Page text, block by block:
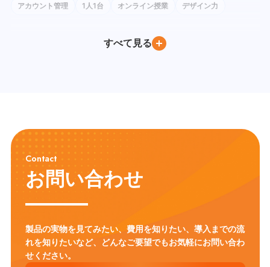
アカウント管理 1人1台 オンライン授業 デザイン力
iPad Google Workspace for Education
英語教育 ICT環境 情報リテラシー
モジュール学習 タブレット
アクティブ・ラーニング ICT セキュリティ対策
すべて見る
Contact
お問い合わせ
製品の実物を見てみたい、費用を知りたい、導入までの流
れを知りたいなど、
どんなご要望でもお気軽にお問い合わ
せください。